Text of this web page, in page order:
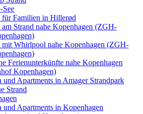
See
für Familien in Hillerød
Strand nahe Kopenhagen (ZGH-
mit Whirlpool nahe Kopenhagen (ZGH-
Ferienunterkünfte nahe Kopenhagen
Kopenhagen)
und Apartments in Amager Strandpark
Strand
und Apartments in Kopenhagen